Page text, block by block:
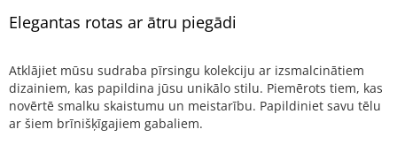
Elegantas rotas ar ātru piegādi
Atklājiet mūsu sudraba pīrsingu kolekciju ar izsmalcinātiem
dizainiem, kas papildina jūsu unikālo stilu. Piemērots tiem, kas
novērtē smalku skaistumu un meistarību. Papildiniet savu tēlu
ar šiem brīnišķīgajiem gabaliem.